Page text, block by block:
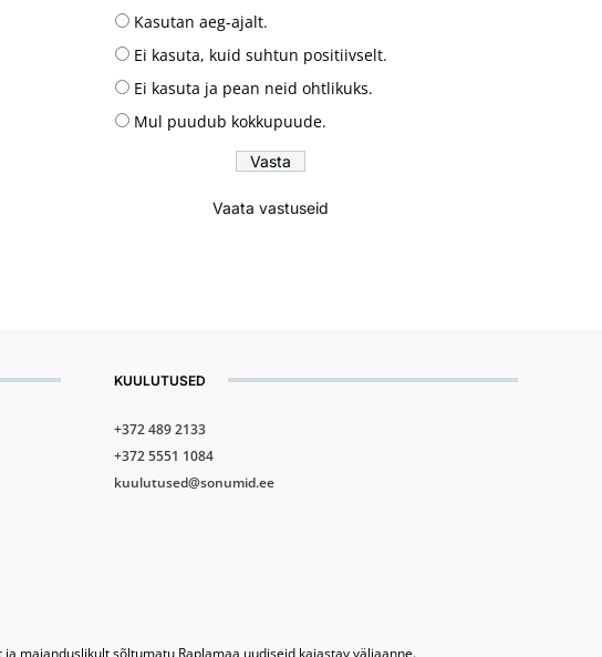
Kasutan aeg-ajalt.
Ei kasuta, kuid suhtun positiivselt.
Ei kasuta ja pean neid ohtlikuks.
Mul puudub kokkupuude.
Vaata vastuseid
KUULUTUSED
+372 489 2133
+372 5551 1084
kuulutused@sonumid.ee
majanduslikult sõltumatu Raplamaa uudiseid kajastav väljaanne.